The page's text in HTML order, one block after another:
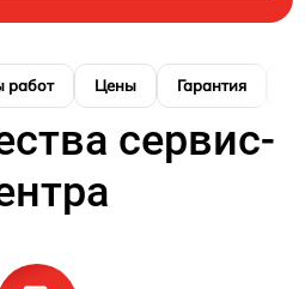
работ Цены Гарантия
сервис-